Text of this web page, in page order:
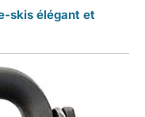
skis élégant et